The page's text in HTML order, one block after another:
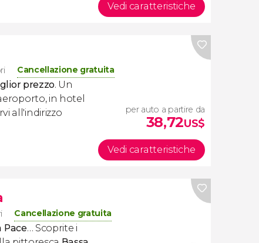
Vedi caratteristiche
Cancellazione gratuita
prezzo. Un
in hotel
all'indirizzo
per auto a partire da
38,72US$
Vedi caratteristiche
Cancellazione gratuita
Pace… Scoprite i